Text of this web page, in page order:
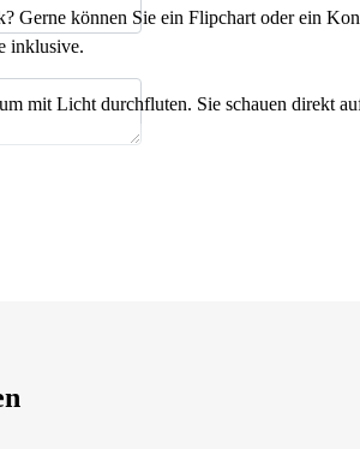
Gerne können Sie ein Flipchart oder ein
inklusive.
mit Licht durchfluten. Sie schauen direkt